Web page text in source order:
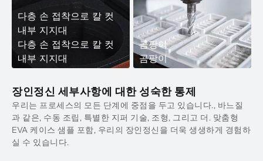
다층 손 접착으로 칼 컷
내부 지지대
다층 손 접착으로 칼 컷
내부 지지대
곰팡이
곰팡이
장인정신 세부사항에 대한 성숙한 통제
우리는 프로세스의 모든 단계에 중점을 두고 있습니다., 바느질
과 같은, 수동 조립, 특별한 지퍼 기술, 조형, 그리고 더. 맞춤형
EVA 케이스 샘플 포함, 우리의 장인정신을 더욱 생생하게 경험하
실 수 있습니다.